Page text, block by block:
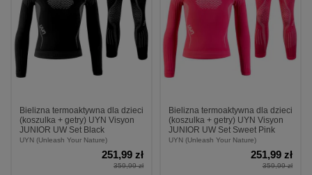
Bielizna termoaktywna dla dzieci
(koszulka + getry) UYN Visyon
JUNIOR UW Set Black
UYN (Unleash Your Nature)
251,99 zł
359,99 zł
Bielizna termoaktywna dla dzieci
(koszulka + getry) UYN Visyon
JUNIOR UW Set Sweet Pink
UYN (Unleash Your Nature)
251,99 zł
359,99 zł